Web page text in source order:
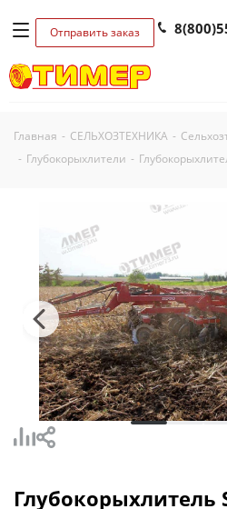
Отправить заказ
Главная - СЕЛЬХОЗТЕХНИКА -
- Глубокорыхлители -
Глубокорыхлитель